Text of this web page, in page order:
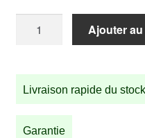
5
QR+
Green
Ajouter
Livraison rapide du
Garantie